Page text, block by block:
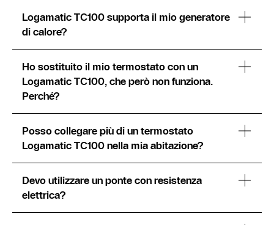
Logamatic TC100 supporta il mio generatore
di calore?
Ho sostituito il mio termostato con un
Logamatic TC100, che però non funziona.
Perché?
Posso collegare più di un termostato
Logamatic TC100 nella mia abitazione?
Devo utilizzare un ponte con resistenza
elettrica?